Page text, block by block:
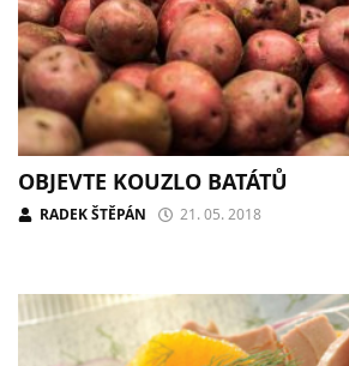
OBJEVTE KOUZLO BATÁTŮ
RADEK ŠTĚPÁN 21. 05. 2018